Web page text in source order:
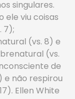
singulares.
ele viu coisas
7);
(vs. 8) e
(vs.
de
e não respirou
Ellen White